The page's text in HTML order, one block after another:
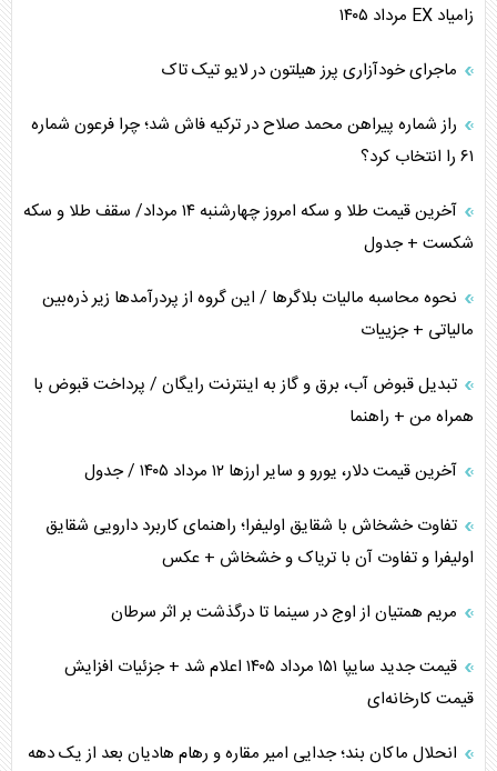
پیام، ظرفیت بالفعل‌نشده تجارت ایران
همسویی عربستان با سنتکام علیه متحدان ایران
ترامپ و توهم خلع سلاح حماس
زامیاد EX مرداد ۱۴۰۵
ماجرای خودآزاری پرز هیلتون در لایو تیک تاک
راز شماره پیراهن محمد صلاح در ترکیه فاش شد؛ چرا فرعون شماره
۶۱ را انتخاب کرد؟
آخرین قیمت طلا و سکه امروز چهارشنبه ۱۴ مرداد/ سقف طلا و سکه
شکست + جدول
نحوه محاسبه مالیات بلاگر‌ها / این گروه از پردرآمد‌ها زیر ذره‌بین
مالیاتی + جزییات
تبدیل قبوض آب، برق و گاز به اینترنت رایگان / پرداخت قبوض با
همراه من + راهنما
آخرین قیمت دلار، یورو و سایر ارز‌ها ۱۲ مرداد ۱۴۰۵ / جدول
تفاوت خشخاش با شقایق اولیفرا؛ راهنمای کاربرد دارویی شقایق
اولیفرا و تفاوت آن با تریاک و خشخاش + عکس
مریم همتیان از اوج در سینما تا درگذشت بر اثر سرطان
قیمت جدید سایپا ۱۵۱ مرداد ۱۴۰۵ اعلام شد + جزئیات افزایش
قیمت کارخانه‌ای
انحلال ماکان بند؛ جدایی امیر مقاره و رهام هادیان بعد از یک دهه